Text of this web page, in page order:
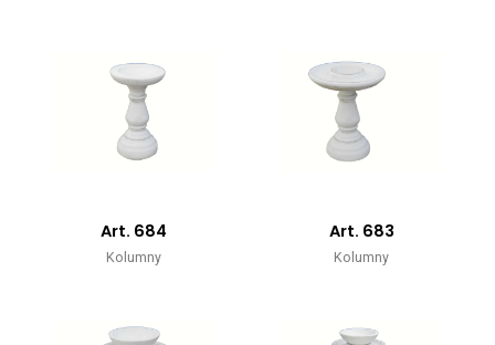
Art. 684
Kolumny
Art. 683
Kolumny